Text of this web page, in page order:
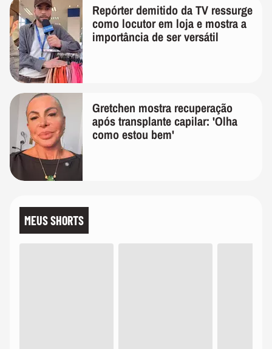
Repórter demitido da TV ressurge
como locutor em loja e mostra a
importância de ser versátil
Gretchen mostra recuperação
após transplante capilar: 'Olha
como estou bem'
MEUS SHORTS